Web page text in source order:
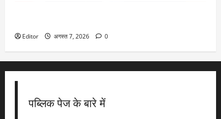
Editor अगस्त 7, 2026 0
पब्लिक पेज के बारे में